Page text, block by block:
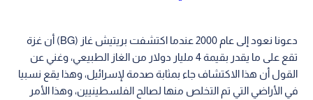
دعونا نعود إلى عام 2000 عندما اكتشفت بريتيش غاز (BG) أن غزة
تقع على ما يقدر بقيمة 4 مليار دولار من الغاز الطبيعي، وغني عن
القول أن هذا الاكتشاف جاء بمثابة صدمة لإسرائيل، وهذا يقع نسبيا
في الأراضي التي تم التخلص منها لصالح الفلسطينيين، وهذا الأمر